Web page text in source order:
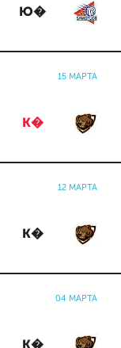
Ю�
15 МАРТА
К�
12 МАРТА
К�
04 МАРТА
К�